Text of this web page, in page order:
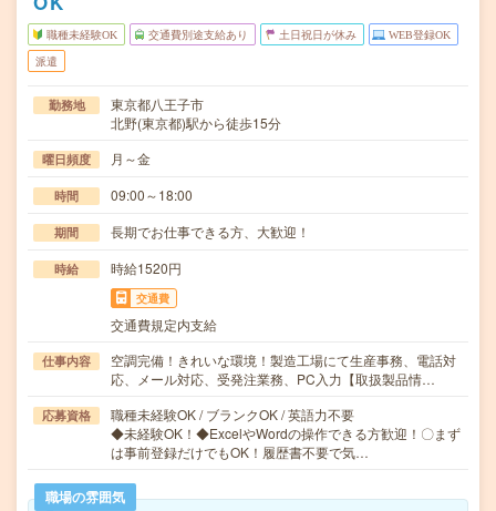
職種未経験OK 交通費別途支給あり 土日祝日が休み WEB登録OK
派遣
勤務地
東京都八王子市
北野(東京都)駅から徒歩15分
曜日頻度 月～金
時間 09:00～18:00
期間 長期でお仕事できる方、大歓迎！
時給 時給1520円
交通費
交通費規定内支給
仕事内容
空調完備！きれいな環境！製造工場にて生産事務、電話対
応、メール対応、受発注業務、PC入力【取扱製品情…
応募資格
職種未経験OK / ブランクOK / 英語力不要
◆未経験OK！◆ExcelやWordの操作できる方歓迎！〇まず
は事前登録だけでもOK！履歴書不要で気…
職場の雰囲気